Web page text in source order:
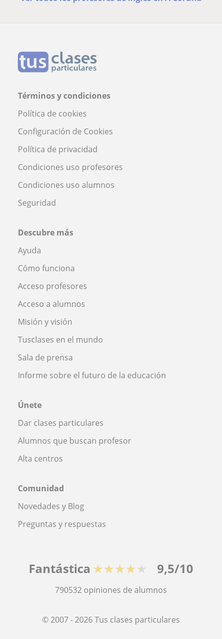
Términos y condiciones
Política de cookies
Configuración de Cookies
Política de privacidad
Condiciones uso profesores
Condiciones uso alumnos
Seguridad
Descubre más
Ayuda
Cómo funciona
Acceso profesores
Acceso a alumnos
Misión y visión
Tusclases en el mundo
Sala de prensa
Informe sobre el futuro de la educación
Únete
Dar clases particulares
Alumnos que buscan profesor
Alta centros
Comunidad
Novedades y Blog
Preguntas y respuestas
Fantástica ★★★★★ 9,5/10
790532 opiniones de alumnos
© 2007 - 2026 Tus clases particulares